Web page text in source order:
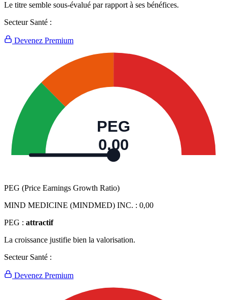
Le titre semble sous-évalué par rapport à ses bénéfices.
Secteur Santé :
Devenez Premium
PEG
0,00
PEG (Price Earnings Growth Ratio)
MIND MEDICINE (MINDMED) INC. : 0,00
PEG : attractif
La croissance justifie bien la valorisation.
Secteur Santé :
Devenez Premium